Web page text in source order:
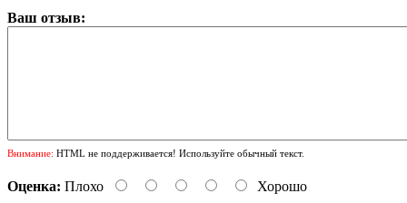
Ваш отзыв:
Внимание: HTML не поддерживается! Используйте обычный текст.
Оценка: Плохо Хорошо